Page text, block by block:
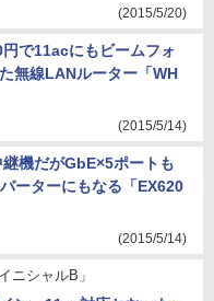
(2015/5/20)
で11acにもビームフォ
無線LANルーター「WH
(2015/5/14)
機だがGbE×5ポートも
ーターにもなる「EX620
(2015/5/14)
ニシャルB」